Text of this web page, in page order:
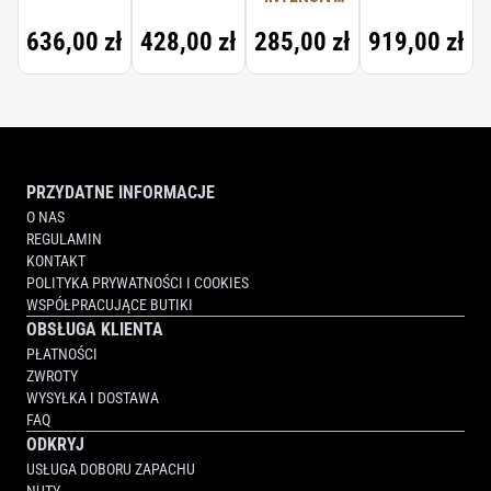
636,00 zł 428,00 zł
-
DISCOVERY
285,00 zł 919,00 zł
PRZYDATNE INFORMACJE
O NAS
REGULAMIN
KONTAKT
POLITYKA PRYWATNOŚCI I COOKIES
WSPÓŁPRACUJĄCE BUTIKI
OBSŁUGA KLIENTA
PŁATNOŚCI
ZWROTY
WYSYŁKA I DOSTAWA
FAQ
ODKRYJ
USŁUGA DOBORU ZAPACHU